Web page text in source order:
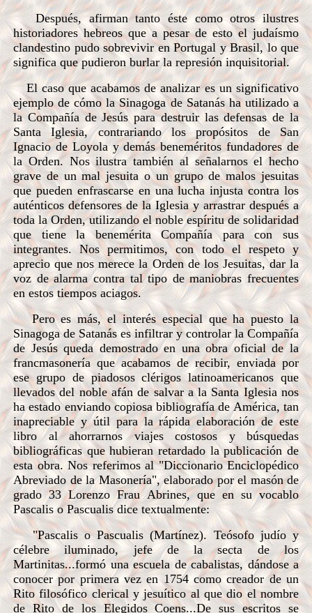
Después, afirman tanto éste como otros ilustres
historiadores hebreos que a pesar de esto el judaísmo
clandestino pudo sobrevivir en Portugal y Brasil, lo que
significa que pudieron burlar la represión inquisitorial.
El caso que acabamos de analizar es un significativo
ejemplo de cómo la Sinagoga de Satanás ha utilizado a
la Compañía de Jesús para destruir las defensas de la
Santa Iglesia, contrariando los propósitos de San
Ignacio de Loyola y demás beneméritos fundadores de
la Orden. Nos ilustra también al señalarnos el hecho
grave de un mal jesuita o un grupo de malos jesuitas
que pueden enfrascarse en una lucha injusta contra los
auténticos defensores de la Iglesia y arrastrar después a
toda la Orden, utilizando el noble espíritu de solidaridad
que tiene la benemérita Compañía para con sus
integrantes. Nos permitimos, con todo el respeto y
aprecio que nos merece la Orden de los Jesuitas, dar la
voz de alarma contra tal tipo de maniobras frecuentes
en estos tiempos aciagos.
Pero es más, el interés especial que ha puesto la
Sinagoga de Satanás es infiltrar y controlar la Compañía
de Jesús queda demostrado en una obra oficial de la
francmasonería que acabamos de recibir, enviada por
ese grupo de piadosos clérigos latinoamericanos que
llevados del noble afán de salvar a la Santa Iglesia nos
ha estado enviando copiosa bibliografía de América, tan
inapreciable y útil para la rápida elaboración de este
libro al ahorrarnos viajes costosos y búsquedas
bibliográficas que hubieran retardado la publicación de
esta obra. Nos referimos al "Diccionario Enciclopédico
Abreviado de la Masonería", elaborado por el masón de
grado 33 Lorenzo Frau Abrines, que en su vocablo
Pascalis o Pascualis dice textualmente:
"Pascalis o Pascualis (Martínez). Teósofo judío y
célebre iluminado, jefe de la secta de los
Martinitas...formó una escuela de cabalistas, dándose a
conocer por primera vez en 1754 como creador de un
Rito filosófico clerical y jesuítico al que dio el nombre
de Rito de los Elegidos Coens...De sus escritos se